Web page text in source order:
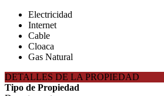
Electricidad
Internet
Cable
Cloaca
Gas Natural
DETALLES DE LA PROPIEDAD
Tipo de Propiedad